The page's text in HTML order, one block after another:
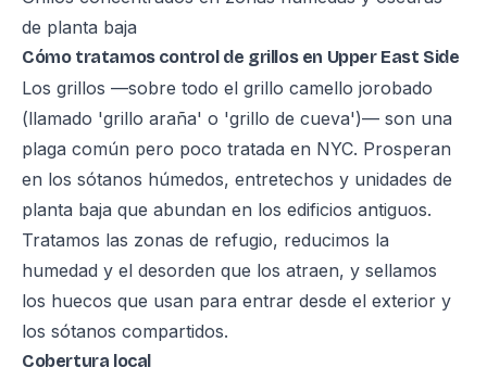
de planta baja
Cómo tratamos control de grillos en Upper East Side
Los grillos —sobre todo el grillo camello jorobado
(llamado 'grillo araña' o 'grillo de cueva')— son una
plaga común pero poco tratada en NYC. Prosperan
en los sótanos húmedos, entretechos y unidades de
planta baja que abundan en los edificios antiguos.
Tratamos las zonas de refugio, reducimos la
humedad y el desorden que los atraen, y sellamos
los huecos que usan para entrar desde el exterior y
los sótanos compartidos.
Cobertura local